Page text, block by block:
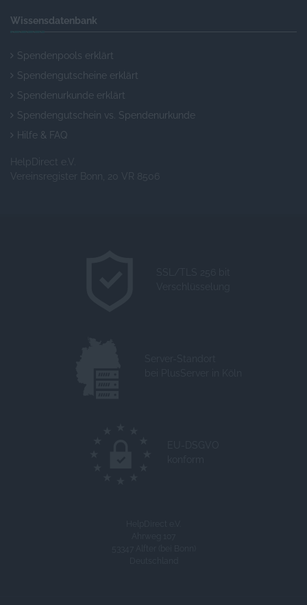
Wissensdatenbank
Spendenpools erklärt
Spendengutscheine erklärt
Spendenurkunde erklärt
Spendengutschein vs. Spendenurkunde
Hilfe & FAQ
HelpDirect e.V.
Vereinsregister Bonn, 20 VR 8506